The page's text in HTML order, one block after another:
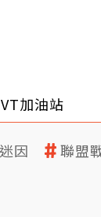
VT加油站
因 聯盟